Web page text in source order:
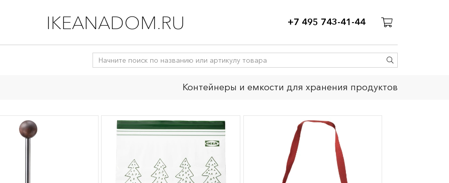
IKEANADOM.RU +7 495 743-41-44
Контейнеры и емкости для хранения продуктов